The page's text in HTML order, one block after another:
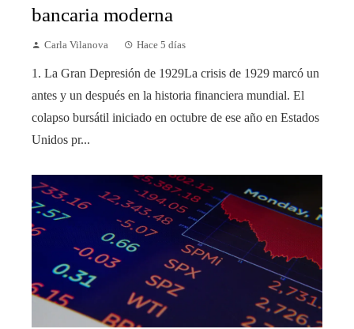
bancaria moderna
Carla Vilanova Hace 5 días
1. La Gran Depresión de 1929La crisis de 1929 marcó un
antes y un después en la historia financiera mundial. El
colapso bursátil iniciado en octubre de ese año en Estados
Unidos pr...